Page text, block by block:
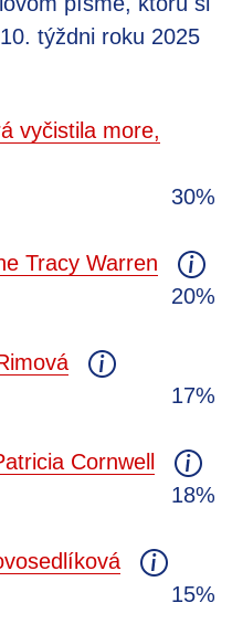
týždni roku 2025
vyčistila more,
30%
Tracy Warren
20%
17%
Cornwell
18%
15%